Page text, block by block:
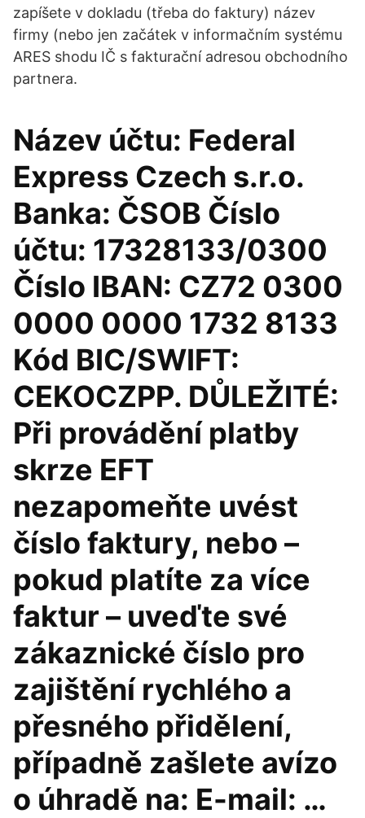
zapíšete v dokladu (třeba do faktury) název
firmy (nebo jen začátek v informačním systému
ARES shodu IČ s fakturační adresou obchodního
partnera.
Název účtu: Federal
Express Czech s.r.o.
Banka: ČSOB Číslo
účtu: 17328133/0300
Číslo IBAN: CZ72 0300
0000 0000 1732 8133
Kód BIC/SWIFT:
CEKOCZPP. DŮLEŽITÉ:
Při provádění platby
skrze EFT
nezapomeňte uvést
číslo faktury, nebo –
pokud platíte za více
faktur – uveďte své
zákaznické číslo pro
zajištění rychlého a
přesného přidělení,
případně zašlete avízo
o úhradě na: E-mail: …